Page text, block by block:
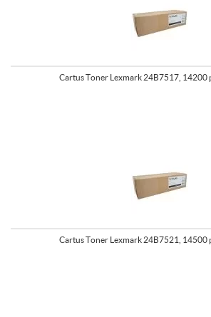
Cartus Toner Lexmark 24B7517, 14200
Cartus Toner Lexmark 24B7521, 14500